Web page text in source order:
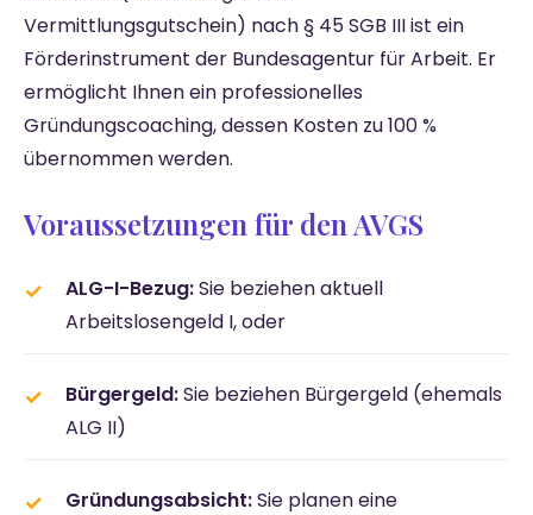
Vermittlungsgutschein) nach § 45 SGB III ist ein
Förderinstrument der Bundesagentur für Arbeit. Er
ermöglicht Ihnen ein professionelles
Gründungscoaching, dessen Kosten zu 100 %
übernommen werden.
Voraussetzungen für den AVGS
ALG-I-Bezug:Sie beziehen aktuell
Arbeitslosengeld I, oder
Bürgergeld:Sie beziehen Bürgergeld (ehemals
ALG II)
Gründungsabsicht:Sie planen eine